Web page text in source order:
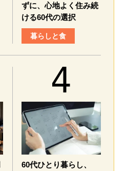
ずに、心地よく住み続
ける60代の選択
暮らしと食
60代ひとり暮らし、